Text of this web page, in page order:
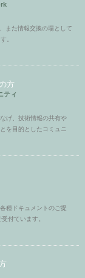
また情報交換の場として
。
方
ティ
げ、技術情報の共有や
を目的としたコミュニ
種ドキュメントのご提
付ています。